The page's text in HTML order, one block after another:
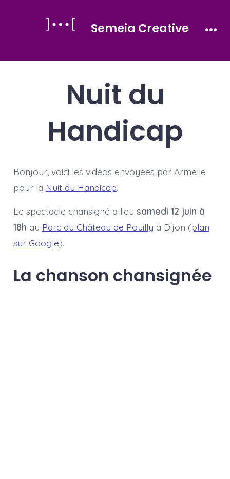
Semeia Creative
Nuit du
Handicap
Bonjour, voici les vidéos envoyées par Armelle
pour la Nuit du Handicap.
Le spectacle chansigné a lieu samedi 12 juin à
18h au Parc du Château de Pouilly à Dijon (plan
sur Google).
La chanson chansignée